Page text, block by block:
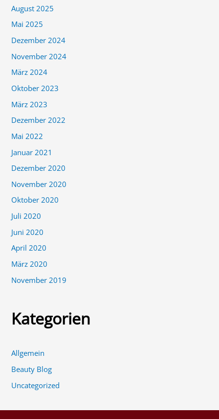
August 2025
Mai 2025
Dezember 2024
November 2024
März 2024
Oktober 2023
März 2023
Dezember 2022
Mai 2022
Januar 2021
Dezember 2020
November 2020
Oktober 2020
Juli 2020
Juni 2020
April 2020
März 2020
November 2019
Kategorien
Allgemein
Beauty Blog
Uncategorized